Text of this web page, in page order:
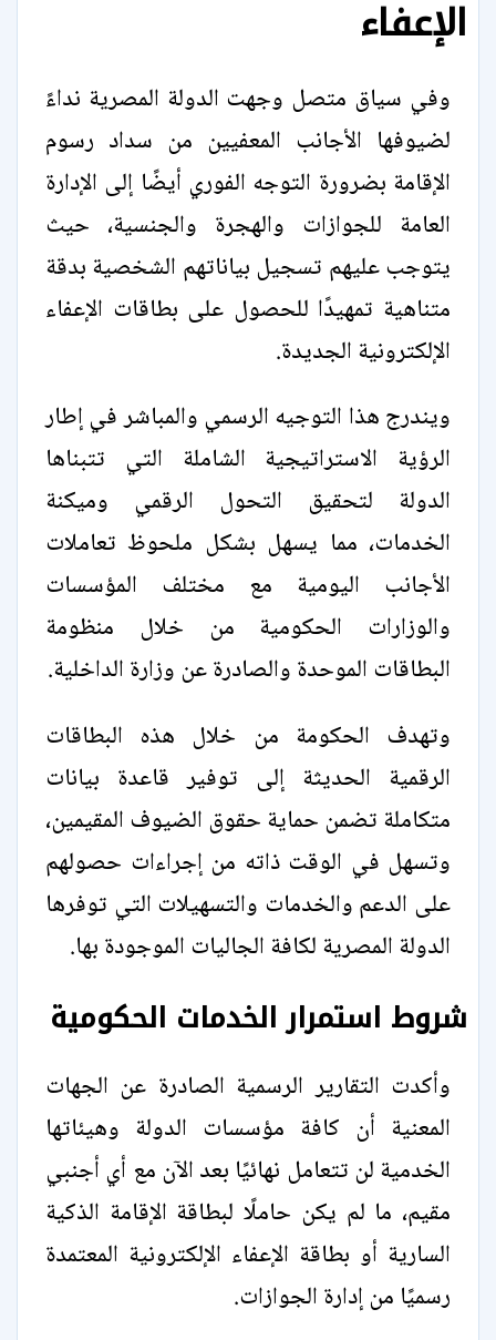
الإعفاء
وفي سياق متصل وجهت الدولة المصرية نداءً
لضيوفها الأجانب المعفيين من سداد رسوم
الإقامة بضرورة التوجه الفوري أيضًا إلى الإدارة
العامة للجوازات والهجرة والجنسية، حيث
يتوجب عليهم تسجيل بياناتهم الشخصية بدقة
متناهية تمهيدًا للحصول على بطاقات الإعفاء
الإلكترونية الجديدة.
ويندرج هذا التوجيه الرسمي والمباشر في إطار
الرؤية الاستراتيجية الشاملة التي تتبناها
الدولة لتحقيق التحول الرقمي وميكنة
الخدمات، مما يسهل بشكل ملحوظ تعاملات
الأجانب اليومية مع مختلف المؤسسات
والوزارات الحكومية من خلال منظومة
البطاقات الموحدة والصادرة عن وزارة الداخلية.
وتهدف الحكومة من خلال هذه البطاقات
الرقمية الحديثة إلى توفير قاعدة بيانات
متكاملة تضمن حماية حقوق الضيوف المقيمين،
وتسهل في الوقت ذاته من إجراءات حصولهم
على الدعم والخدمات والتسهيلات التي توفرها
الدولة المصرية لكافة الجاليات الموجودة بها.
شروط استمرار الخدمات الحكومية
وأكدت التقارير الرسمية الصادرة عن الجهات
المعنية أن كافة مؤسسات الدولة وهيئاتها
الخدمية لن تتعامل نهائيًا بعد الآن مع أي أجنبي
مقيم، ما لم يكن حاملًا لبطاقة الإقامة الذكية
السارية أو بطاقة الإعفاء الإلكترونية المعتمدة
رسميًا من إدارة الجوازات.